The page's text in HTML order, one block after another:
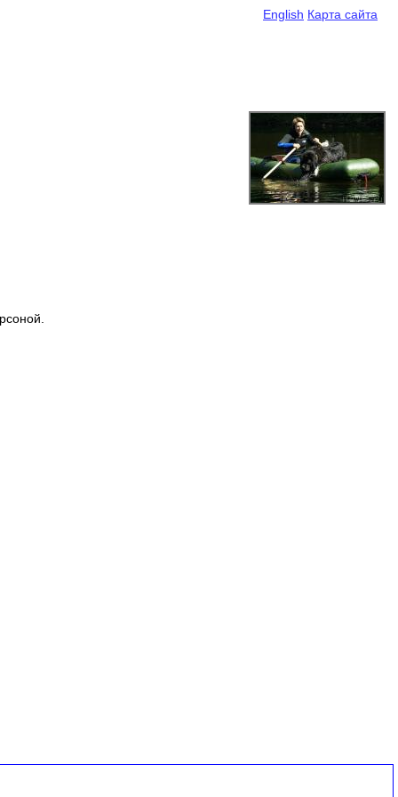
English Карта сайта